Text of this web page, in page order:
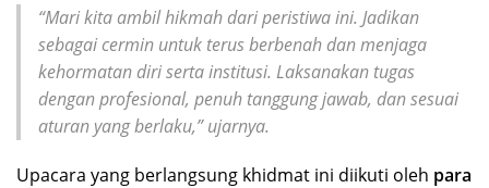
“Mari kita ambil hikmah dari peristiwa ini. Jadikan
sebagai cermin untuk terus berbenah dan menjaga
kehormatan diri serta institusi. Laksanakan tugas
dengan profesional, penuh tanggung jawab, dan sesuai
aturan yang berlaku,” ujarnya.
Upacara yang berlangsung khidmat ini diikuti oleh para